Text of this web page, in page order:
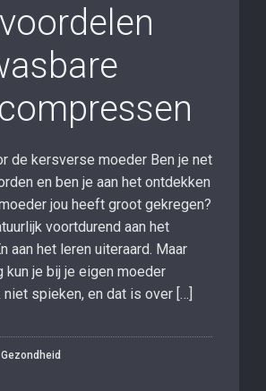
de kersverse moeder Ben je net
en ben je aan het ontdekken
jou heeft groot gekregen?
voortdurend aan het
aan het leren uiteraard. Maar
kun je bij je eigen moeder
spieken, en dat is over […]
Gezondheid